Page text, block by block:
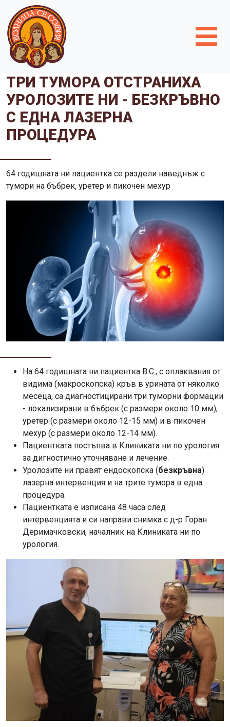
ТРИ ТУМОРА ОТСТРАНИХА
УРОЛОЗИТЕ НИ - БЕЗКРЪВНО
С ЕДНА ЛАЗЕРНА
ПРОЦЕДУРА
64 годишната ни пациентка се раздели наведнъж с
тумори на бъбрек, уретер и пикочен мехур
На 64 годишната ни пациентка В.С., с оплаквания от
видима (макроскопска) кръв в урината от няколко
месеца, са диагностицирани три туморни формации
- локализирани в бъбрек (с размери около 10 мм),
уретер (с размери около 12-15 мм) и в пикочен
мехур (с размери около 12-14 мм).
Пациентката постъпва в Клиниката ни по урология
за дигностично уточняване и лечение.
Уролозите ни правят ендоскопска (безкръвна)
лазерна интервенция и на трите тумора в една
процедура.
Пациентката е изписана 48 часа след
интервенцията и си направи снимка с д-р Горан
Деримачковски, началник на Клиниката ни по
урология.